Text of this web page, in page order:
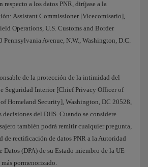
respecto a los datos PNR, diríjase a la
Assistant Commissioner [Vicecomisario],
Operations, U.S. Customs and Border
Pennsylvania Avenue, N.W., Washington, D.C.
de la protección de la intimidad del
Seguridad Interior [Chief Privacy Officer of
Homeland Security], Washington, DC 20528,
decisiones del DHS. Cuando se considere
también podrá remitir cualquier pregunta,
de rectificación de datos PNR a la Autoridad
Datos (DPA) de su Estado miembro de la UE
pormenorizado.